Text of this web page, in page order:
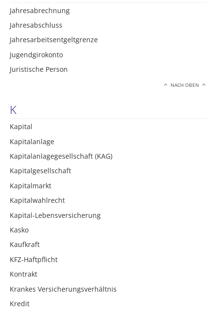
Jahresabrechnung
Jahresabschluss
Jahresarbeitsentgeltgrenze
Jugendgirokonto
Juristische Person
NACH OBEN
K
Kapital
Kapitalanlage
Kapitalanlagegesellschaft (KAG)
Kapitalgesellschaft
Kapitalmarkt
Kapitalwahlrecht
Kapital-Lebensversicherung
Kasko
Kaufkraft
KFZ-Haftpflicht
Kontrakt
Krankes Versicherungsverhältnis
Kredit